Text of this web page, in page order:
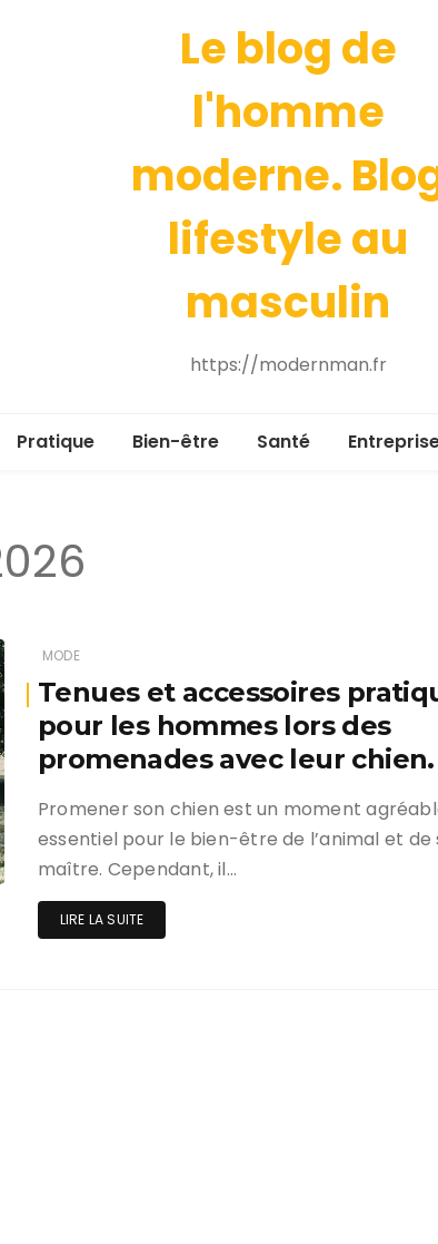
Le blog de
l'homme
moderne.
lifestyle au
masculin
https://modernman.fr
Pratique Bien-être Santé
MODE
Tenues et accessoires
pour les hommes lors des
promenades avec leur chien.
Promener son chien est un moment
essentiel pour le bien-être de l’animal et de
maître. Cependant, il…
LIRE LA SUITE